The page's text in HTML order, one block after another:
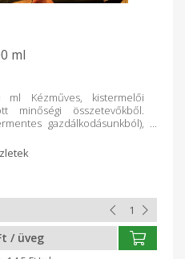
ml
Kézműves, kistermelői
minőségi összetevőkből.
gazdálkodásunkból),
nélkül! Felbontás után
/ üveg